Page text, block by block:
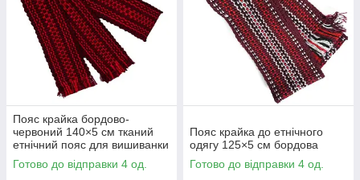
Пояс крайка бордово-
червоний 140×5 см тканий
етнічний пояс для вишиванки
Готово до відправки 4 од.
Пояс крайка до етнічного
одягу 125×5 см бордова
Готово до відправки 4 од.